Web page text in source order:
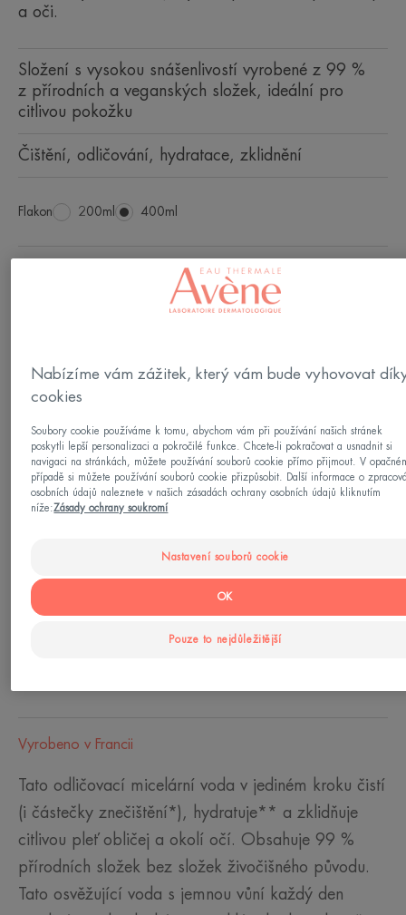
a oči.
Složení s vysokou snášenlivostí vyrobené z 99 %
z přírodních a veganských složek, ideální pro
citlivou pokožku
Čištění, odličování, hydratace, zklidnění
Flakon Flakon
200ml Flakon
400ml
Od 12 let
Intenzita suchosti
Normální pleť - Mírně suchá kůže
Vyrobeno v Francii
Tato odličovací micelární voda v jediném kroku čistí
(i částečky znečištění*), hydratuje** a zklidňuje
citlivou pleť obličej a okolí očí. Obsahuje 99 %
přírodních složek bez složek živočišného původu.
Tato osvěžující voda s jemnou vůní každý den
Nabízíme vám zážitek, který vám bude vyhovovat
cookies
Soubory cookie používáme k tomu, abychom vám při používání našich stránek
poskytli lepší personalizaci a pokročilé funkce. Chcete-li pokračovat a usnadnit si
navigaci na stránkách, můžete používání souborů cookie přímo přijmout. V
případě si můžete používání souborů cookie přizpůsobit. Další informace o
osobních údajů naleznete v našich zásadách ochrany osobních údajů kliknutím
níže:Zásady ochrany soukromí
Nastavení souborů cookie
Pouze to nejdůležitější
OK